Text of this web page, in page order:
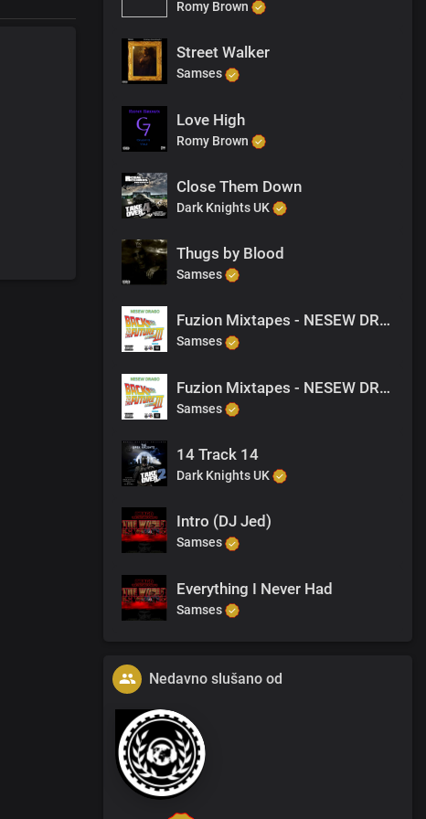
Romy Brown
Street Walker
Samses
Love High
Romy Brown
Close Them Down
Dark Knights UK
Thugs by Blood
Samses
Fuzion Mixtapes - NESEW DRAGO - BACK TO THE FUTURE 3 - 35 THE DRAGON
Samses
Fuzion Mixtapes - NESEW DRAGO - BACK TO THE FUTURE 3 - 18 BIG BUSINESS (PRODUCED BY NESEW DRAGO)
Samses
14 Track 14
Dark Knights UK
Intro (DJ Jed)
Samses
Everything I Never Had
Samses
Nedavno slušano od